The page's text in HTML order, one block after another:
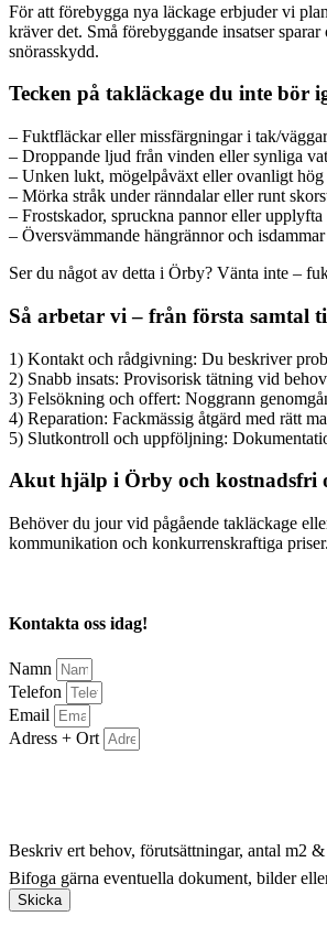
För att förebygga nya läckage erbjuder vi
kräver det. Små förebyggande insatser
snörasskydd.
Tecken på takläckage du inte bör
– Fuktfläckar eller missfärgningar i tak/
– Droppande ljud från vinden eller synliga
– Unken lukt, mögelpåväxt eller ovanligt hög
– Mörka stråk under ränndalar eller runt
– Frostskador, spruckna pannor eller upplyfta
– Översvämmande hängrännor och
Ser du något av detta i Örby? Vänta inte –
Så arbetar vi – från första samtal
1) Kontakt och rådgivning: Du beskriver
2) Snabb insats: Provisorisk tätning vid
3) Felsökning och offert: Noggrann
4) Reparation: Fackmässig åtgärd med rätt
5) Slutkontroll och uppföljning:
Akut hjälp i Örby och kostnadsfri
Behöver du jour vid pågående takläckage
kommunikation och konkurrenskraftiga
Kontakta oss idag!
Namn
Telefon
Email
Adress + Ort
Beskriv ert behov, förutsättningar, antal m2
Bifoga gärna eventuella dokument, bilder
Skicka